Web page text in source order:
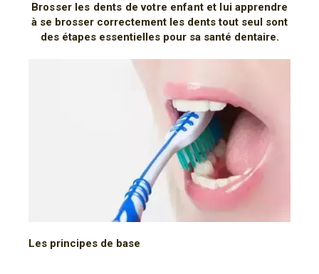
Brosser les dents de votre enfant et luiapprendre
à se brosser correctement les dents tout seul sont
des étapes essentielles pour sa santé dentaire.
Les principes de base